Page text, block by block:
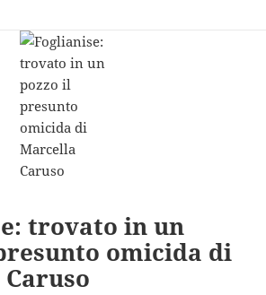
trovato in un
omicida di